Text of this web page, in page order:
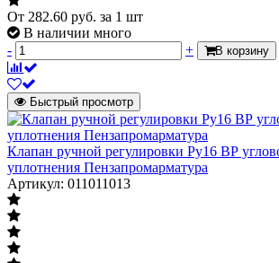
От 282.60 руб. за 1 шт
В наличии много
-
+ В корзину
Быстрый просмотр
Клапан ручной регулировки Ру16 ВР
уплотнения Пензапромарматура
Артикул: 011011013